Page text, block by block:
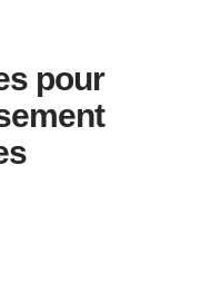
pour